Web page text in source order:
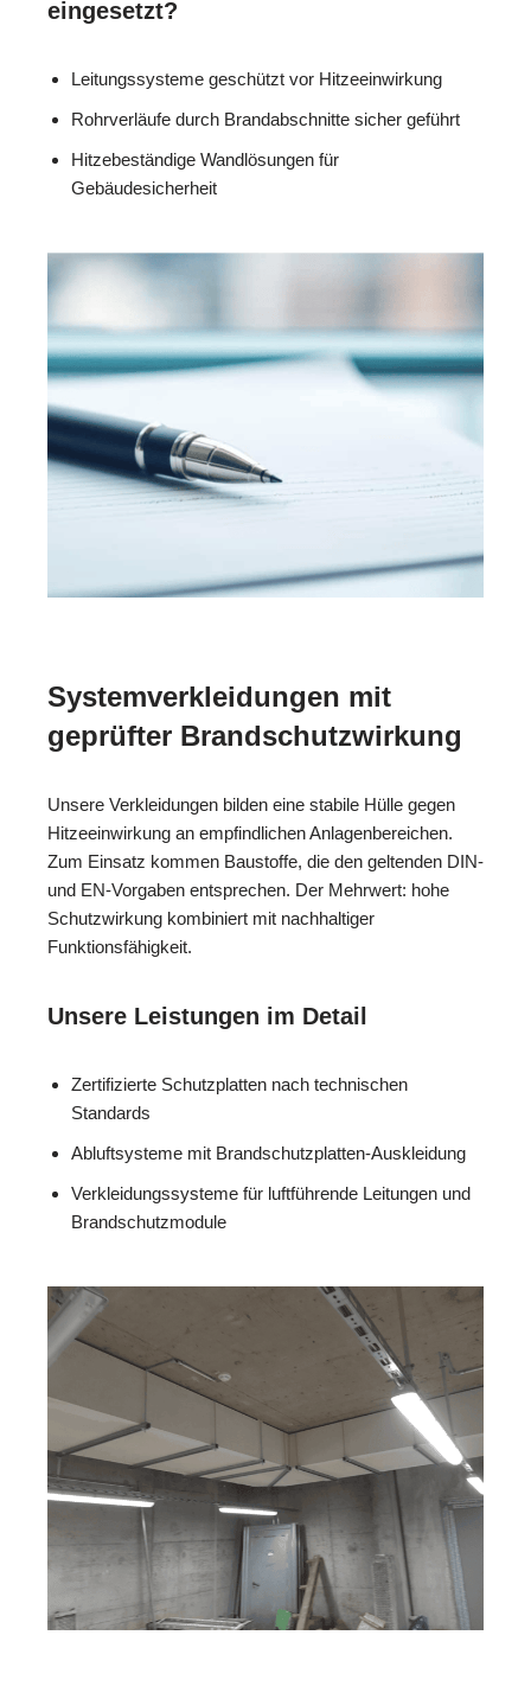
eingesetzt?
Leitungssysteme geschützt vor Hitzeeinwirkung
Rohrverläufe durch Brandabschnitte sicher geführt
Hitzebeständige Wandlösungen für
Gebäudesicherheit
Systemverkleidungen mit
geprüfter Brandschutzwirkung
Unsere Verkleidungen bilden eine stabile Hülle gegen
Hitzeeinwirkung an empfindlichen Anlagenbereichen.
Zum Einsatz kommen Baustoffe, die den geltenden DIN-
und EN-Vorgaben entsprechen. Der Mehrwert: hohe
Schutzwirkung kombiniert mit nachhaltiger
Funktionsfähigkeit.
Unsere Leistungen im Detail
Zertifizierte Schutzplatten nach technischen
Standards
Abluftsysteme mit Brandschutzplatten-Auskleidung
Verkleidungssysteme für luftführende Leitungen und
Brandschutzmodule